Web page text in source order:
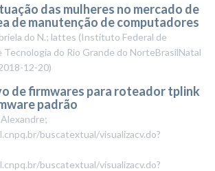
das mulheres no mercado de
de manutenção de computadores
do N.; lattes (Instituto Federal de
Tecnologia do Rio Grande do NorteBrasilNatal
12-20)
de firmwares para roteador tplink
padrão
buscatextual/visualizacv.do?
buscatextual/visualizacv.do?